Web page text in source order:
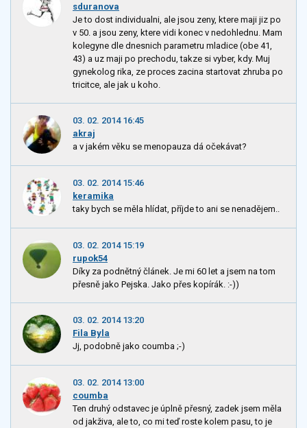
sduranova
Je to dost individualni, ale jsou zeny, ktere maji jiz po
v 50. a jsou zeny, ktere vidi konec v nedohlednu. Mam
kolegyne dle dnesnich parametru mladice (obe 41,
43) a uz maji po prechodu, takze si vyber, kdy. Muj
gynekolog rika, ze proces zacina startovat zhruba po
tricitce, ale jak u koho.
03. 02. 2014 16:45
akraj
a v jakém věku se menopauza dá očekávat?
03. 02. 2014 15:46
keramika
taky bych se měla hlídat, příjde to ani se nenadějem..
03. 02. 2014 15:19
rupok54
Díky za podnětný článek. Je mi 60 let a jsem na tom
přesně jako Pejska. Jako přes kopírák. :-))
03. 02. 2014 13:20
Fila Byla
Jj, podobně jako coumba ;-)
03. 02. 2014 13:00
coumba
Ten druhý odstavec je úplně přesný, zadek jsem měla
od jakživa, ale to, co mi teď roste kolem pasu, to je